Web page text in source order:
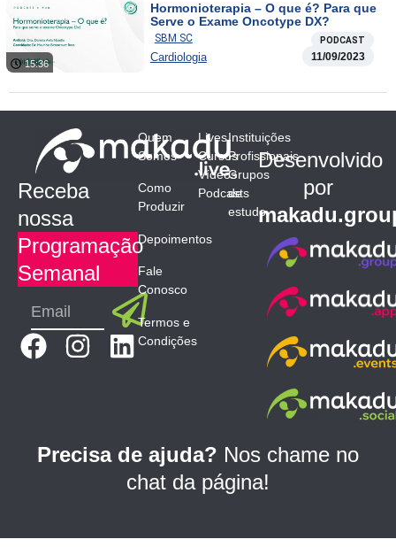
15:36
Hormonioterapia – O que é? Para que
Serve o Exame Oncotype DX?
SBM SC PODCAST
Cardiologia 11/09/2023
Receba
nossa
Programação
Semanal
Submit
F
b
k
I
a
a
L
e
d
n
Quem
Somos
Como
Produzir
Depoimentos
Fale
Conosco
Termos e
Condições
Lives
Cursos
Vídeos
Podcasts
Instituições
Profissionais
Grupos
de
estudo
Desenvolvido
por
Precisa de ajuda? Nos chame no
chat da página!